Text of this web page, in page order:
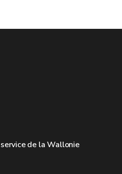
de la Wallonie